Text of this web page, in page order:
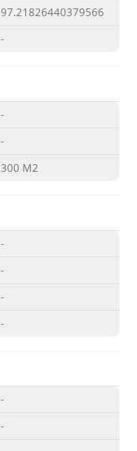
97.21826440379566
-
-
-
300 M2
-
-
-
-
-
-